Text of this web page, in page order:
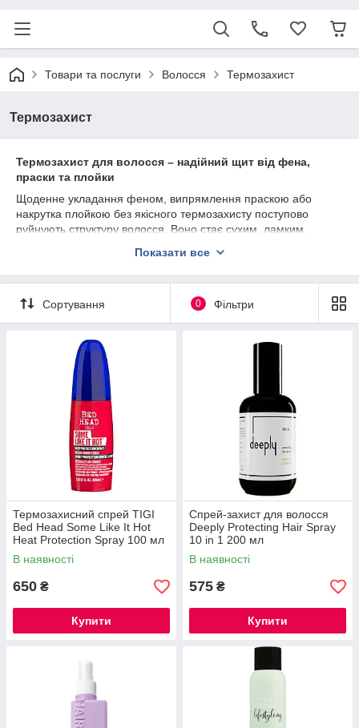
Товари та послуги Волосся Термозахист
Термозахист
Термозахист для волосся – надійний щит від фена,
праски та плойки
Щоденне укладання феном, випрямлення праскою або
накрутка плойкою без якісного термозахисту поступово
руйнують структуру волосся. Воно стає сухим, ламким,
термозахисту для волосся
У нас представлені
термозахисні спреї, креми, флюїди,
масла та leave-in засобидля різних типів волосся: тонкого,
фарбованого, освітленого, пористого, кучерявого та
вирівняного кератином. Обирайте продукт, який одночасно
захищає волосся, полегшує укладання та додає блиску – так
ви перетворите щоденну термоукладку на безпечний б’юті-
Показати все
Сортування 0 Фільтри
Термозахисний спрей TIGI
Bed Head Some Like It Hot
Heat Protection Spray 100 мл
В наявності
650 ₴
Купити
Спрей-захист для волосся
Deeply Protecting Hair Spray
10 in 1 200 мл
В наявності
575 ₴
Купити